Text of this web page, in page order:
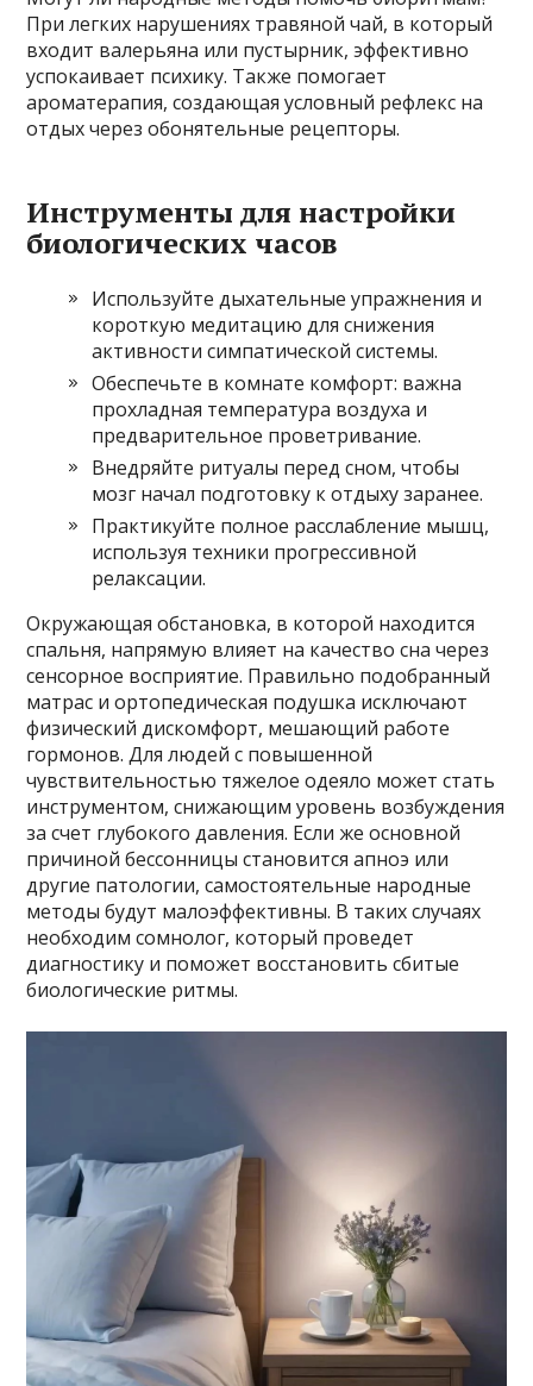
При легких нарушениях травяной чай, в который
входит валерьяна или пустырник, эффективно
успокаивает психику. Также помогает
ароматерапия, создающая условный рефлекс на
отдых через обонятельные рецепторы.
Инструменты для настройки
биологических часов
Используйте дыхательные упражнения и
короткую медитацию для снижения
активности симпатической системы.
Обеспечьте в комнате комфорт: важна
прохладная температура воздуха и
предварительное проветривание.
Внедряйте ритуалы перед сном, чтобы
мозг начал подготовку к отдыху заранее.
Практикуйте полное расслабление мышц,
используя техники прогрессивной
релаксации.
Окружающая обстановка, в которой находится
спальня, напрямую влияет на качество сна через
сенсорное восприятие. Правильно подобранный
матрас и ортопедическая подушка исключают
физический дискомфорт, мешающий работе
гормонов. Для людей с повышенной
чувствительностью тяжелое одеяло может стать
инструментом, снижающим уровень возбуждения
за счет глубокого давления. Если же основной
причиной бессонницы становится апноэ или
другие патологии, самостоятельные народные
методы будут малоэффективны. В таких случаях
необходим сомнолог, который проведет
диагностику и поможет восстановить сбитые
биологические ритмы.